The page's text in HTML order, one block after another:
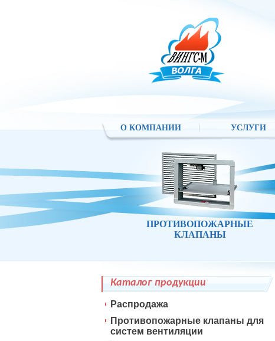
О КОМПАНИИ УСЛУГИ
ПРОТИВОПОЖАРНЫЕ
КЛАПАНЫ
Каталог продукции
Распродажа
Противопожарные клапаны для
систем вентиляции